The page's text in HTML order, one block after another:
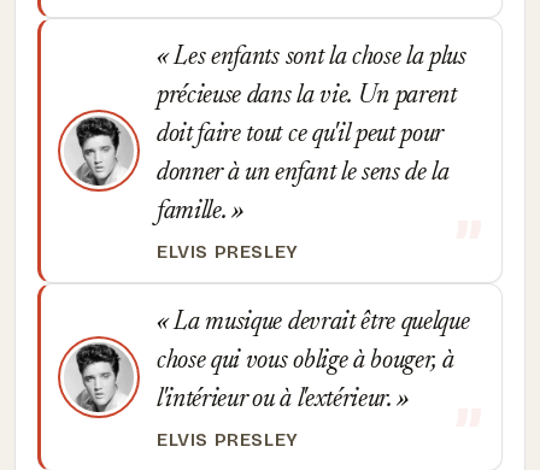
Les enfants sont la chose la plus
précieuse dans la vie. Un parent
doit faire tout ce qu'il peut pour
donner à un enfant le sens de la
famille.
ELVIS PRESLEY
La musique devrait être quelque
chose qui vous oblige à bouger, à
l'intérieur ou à l'extérieur.
ELVIS PRESLEY